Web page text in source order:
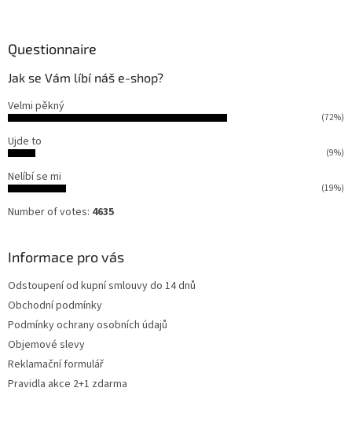
Questionnaire
Jak se Vám líbí náš e-shop?
Velmi pěkný
(72%)
Ujde to
(9%)
Nelíbí se mi
(19%)
Number of votes: 4635
Informace pro vás
Odstoupení od kupní smlouvy do 14 dnů
Obchodní podmínky
Podmínky ochrany osobních údajů
Objemové slevy
Reklamační formulář
Pravidla akce 2+1 zdarma